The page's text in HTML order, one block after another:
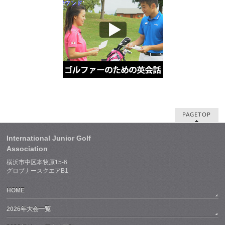
PAGETOP
International Junior Golf
Association
横浜市中区本牧原15-6
グロブナースクエアB1
HOME
2026年大会一覧